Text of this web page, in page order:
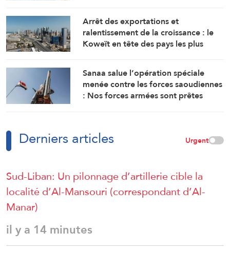
Arrêt des exportations et
ralentissement de la croissance : le
Koweït en tête des pays les plus
Sanaa salue l’opération spéciale
menée contre les forces saoudiennes
: Nos forces armées sont prêtes
Derniers articles Urgent
Sud-Liban: Un pilonnage d’artillerie cible la
localité d’Al-Mansouri (correspondant d’Al-
Manar)
il y a 14 minutes